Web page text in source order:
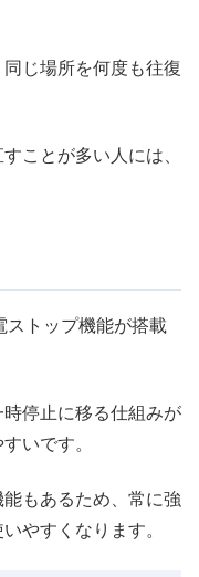
じ場所を何度も往復
ことが多い人には、
トップ機能が搭載
停止に移る仕組みが
いです。
もあるため、常に強
やすくなります。